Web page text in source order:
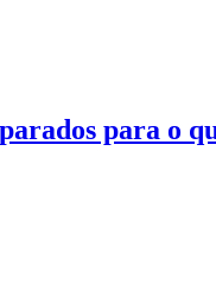
para o